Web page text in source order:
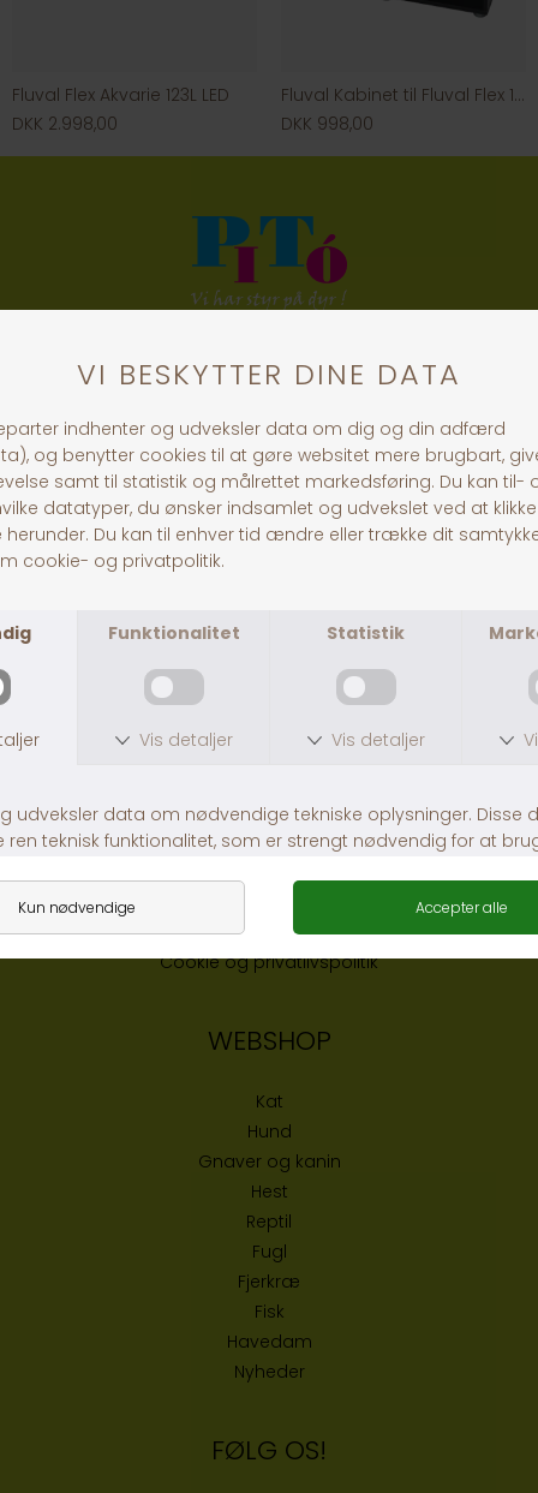
Fluval Flex Akvarie 123L LED
DKK 2.998,00
Fluval Kabinet til Fluval Flex 123L
DKK 998,00
Pitó Auning
Centervej 10A
8963 Auning
CVR
© Pitó 2024, CVR 32696589
Butikkerne
Om os
Fragt og levering
Cookie og privatlivspolitik
WEBSHOP
Kat
Hund
Gnaver og kanin
Hest
Reptil
Fugl
Fjerkræ
Fisk
Havedam
Nyheder
FØLG OS!